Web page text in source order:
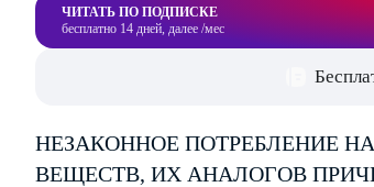
ЧИТАТЬ ПО ПОДПИСКЕ
бесплатно 14 дней, далее /мес
НЕЗАКОННОЕ ПОТРЕБЛЕНИЕ
ВЕЩЕСТВ, ИХ АНАЛОГОВ